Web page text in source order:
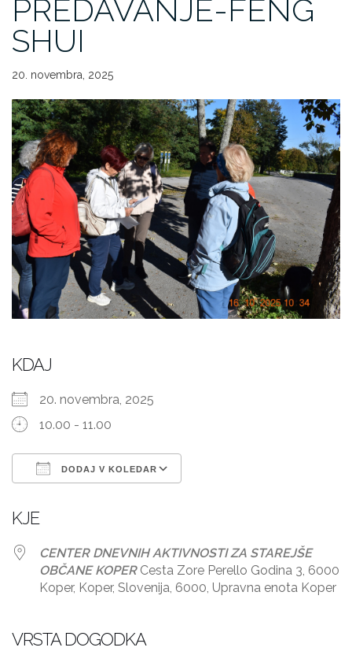
PREDAVANJE-FENG
SHUI
20. novembra, 2025
KDAJ
20. novembra, 2025
10.00 - 11.00
DODAJ V KOLEDAR
KJE
CENTER DNEVNIH AKTIVNOSTI ZA STAREJŠE
OBČANE KOPERCesta Zore Perello Godina 3, 6000
Koper, Koper, Slovenija, 6000, Upravna enota Koper
VRSTA DOGODKA